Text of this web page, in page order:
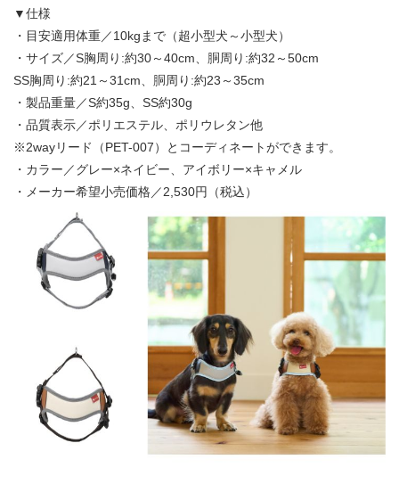
▼仕様
・目安適用体重／10kgまで（超小型犬～小型犬）
・サイズ／S胸周り:約30～40cm、胴周り:約32～50cm
SS胸周り:約21～31cm、胴周り:約23～35cm
・製品重量／S約35g、SS約30g
・品質表示／ポリエステル、ポリウレタン他
※2wayリード（PET-007）とコーディネートができます。
・カラー／グレー×ネイビー、アイボリー×キャメル
・メーカー希望小売価格／2,530円（税込）